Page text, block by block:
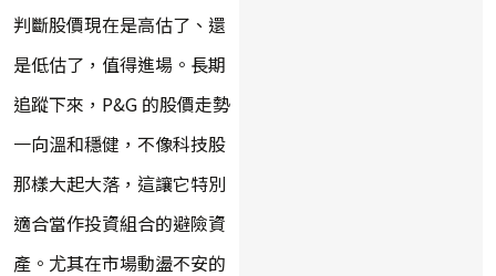
判斷股價現在是高估了、還
是低估了，值得進場。長期
追蹤下來，P&G 的股價走勢
一向溫和穩健，不像科技股
那樣大起大落，這讓它特別
適合當作投資組合的避險資
產。尤其在市場動盪不安的